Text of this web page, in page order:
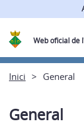
Web oficial de
Inici General
General